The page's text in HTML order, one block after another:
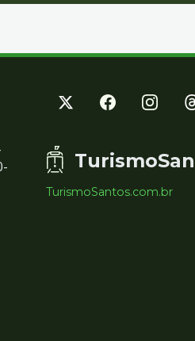
TurismoSantos.com.br